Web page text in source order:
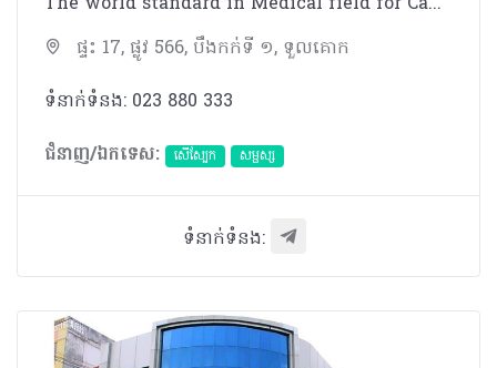
ផ្ទះ 17, ផ្លូវ 566, បឹងកក់ទី ១, ទួលគោក
ទំនាក់ទំនង: 023 880 333
ជំនាញ/ឯកទេស:
សើស្បែក សម្ផស្ស
ទំនាក់ទំនង: